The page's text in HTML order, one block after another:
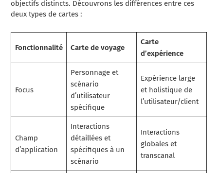
objectifs distincts. Découvrons les différences entre ces
deux types de cartes :
Fonctionnalité Carte de voyage
Carte
d’expérience
Focus
Personnage et
scénario
d’utilisateur
spécifique
Expérience large
et holistique de
l’utilisateur/client
Champ
d’application
Interactions
détaillées et
spécifiques à un
scénario
Interactions
globales et
transcanal